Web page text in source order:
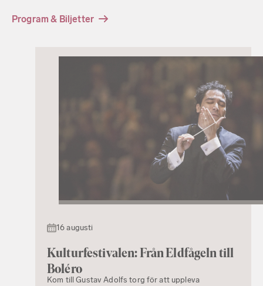
Program & Biljetter
16 augusti
Kulturfestivalen: Från Eldfågeln till
Boléro
Kom till Gustav Adolfs torg för att uppleva